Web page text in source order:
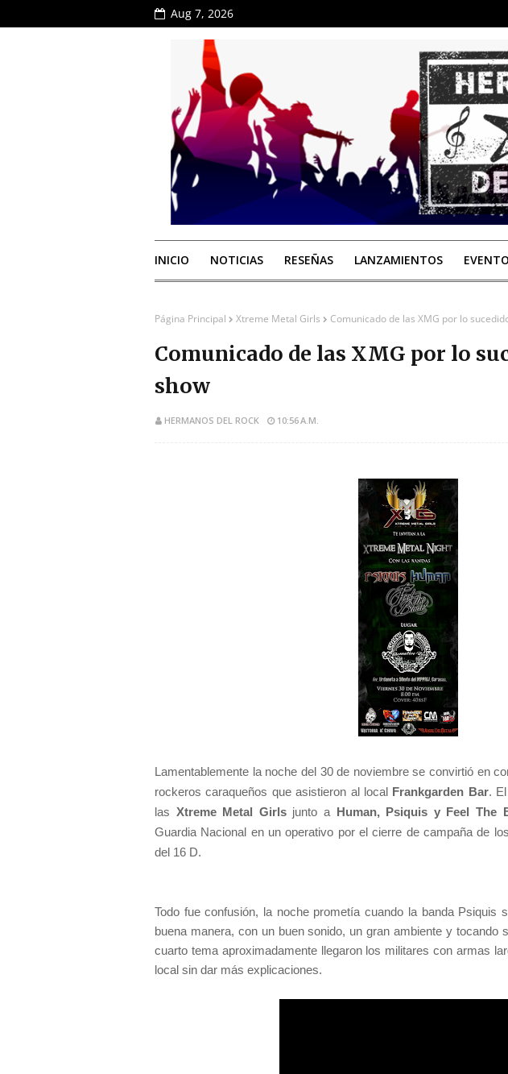
Aug 7, 2026
INICIO NOTICIAS RESEÑAS LANZAMIENTOS
Página Principal Xtreme Metal Girls Comunicado de las XMG por lo
Comunicado de las XMG por lo
show
HERMANOS DEL ROCK 10:56 A.M.
Lamentablemente la noche del 30 de noviembre se convirtió en
rockeros caraqueños que asistieron al local Frankgarden Bar.
las Xtreme Metal Girlsjunto a Human, Psiquis y Feel The
Guardia Nacional en un operativo por el cierre de campaña de
del 16 D.
Todo fue confusión, la noche prometía cuando la banda Psiquis
buena manera, con un buen sonido, un gran ambiente y tocando
cuarto tema aproximadamente llegaron los militares con armas
local sin dar más explicaciones.